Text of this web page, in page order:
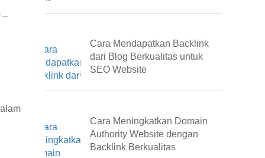
–
Cara Mendapatkan Backlink
dari Blog Berkualitas untuk
SEO Website
Cara Meningkatkan Domain
Authority Website dengan
Backlink Berkualitas